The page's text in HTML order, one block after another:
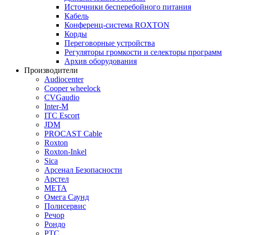
Источники бесперебойного питания
Кабель
Конференц-система ROXTON
Корды
Переговорные устройства
Регуляторы громкости и селекторы программ
Архив оборудования
Производители
Audiocenter
Cooper wheelock
CVGaudio
Inter-M
ITC Escort
JDM
PROCAST Cable
Roxton
Roxton-Inkel
Sica
Арсенал Безопасности
Арстел
МЕТА
Омега Саунд
Полисервис
Речор
Рондо
РТС